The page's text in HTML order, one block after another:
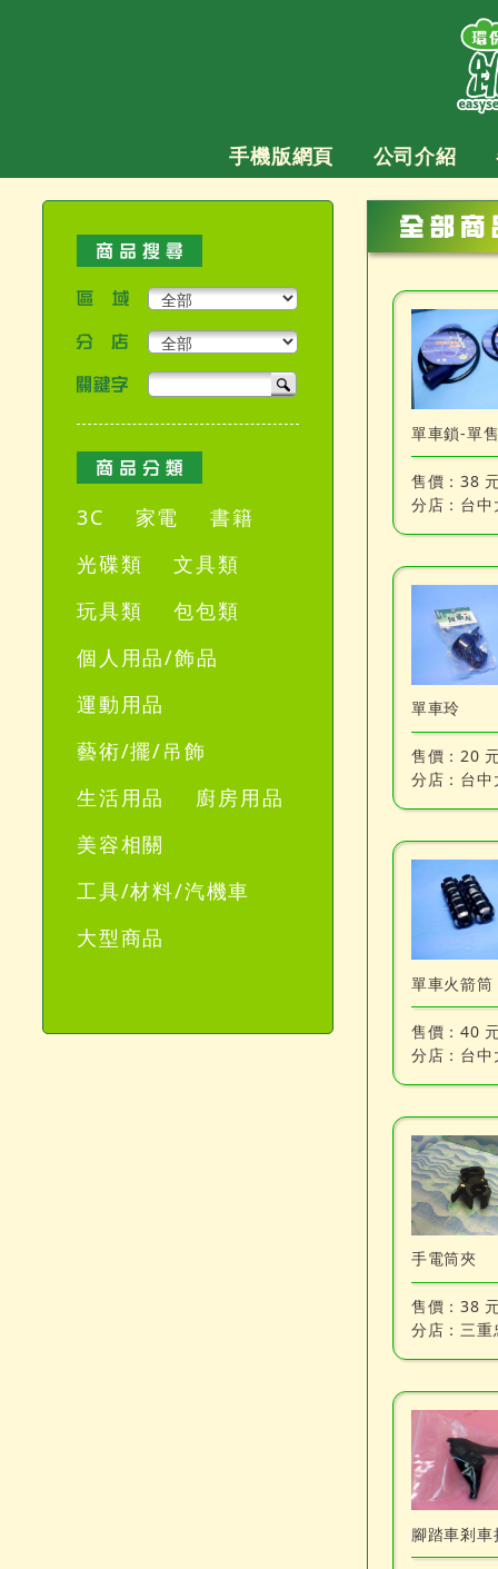
手機版網頁 公司介紹
區域
分店
關鍵字 產品搜尋
3C 家電
書籍
光碟類
文具類
玩具類
包包類
個人用品/飾品
運動用品
藝術/擺/吊飾
生活用品
廚房用品
美容相關
工具/材料/汽機車
大型商品
單車鎖-單
售價：38
分店： 台中
單車玲
售價：20
分店： 台中
單車火箭筒
售價：40
分店： 台中
手電筒夾
售價：38
分店：三重
腳踏車剎車